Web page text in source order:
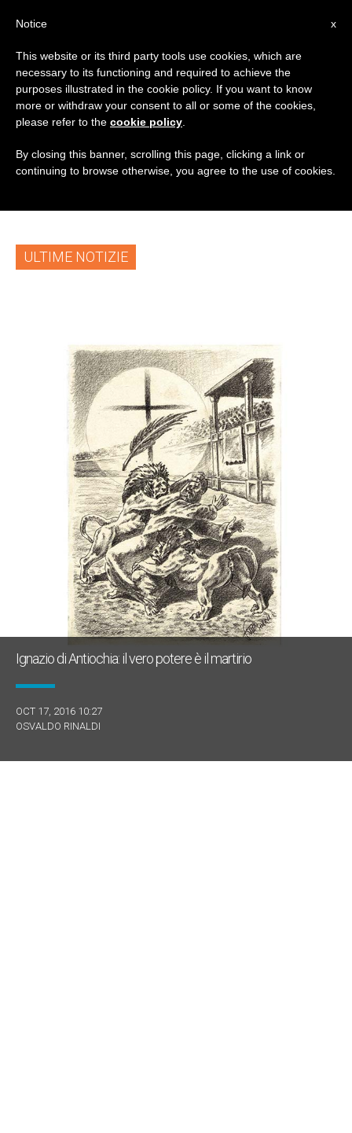
TAG
Posts Tagged
‘sant’ignazio Di
Antiochia’
ULTIME NOTIZIE
Ignazio di Antiochia: il vero potere è il martirio
OCT 17, 2016 10:27
OSVALDO RINALDI
x
Notice
This website or its third party tools use cookies, which are
necessary to its functioning and required to achieve the
purposes illustrated in the cookie policy. If you want to know
more or withdraw your consent to all or some of the cookies,
please refer to the cookie policy
By closing this banner, scrolling this page, clicking a link or
continuing to browse otherwise, you agree to the use of cookies.